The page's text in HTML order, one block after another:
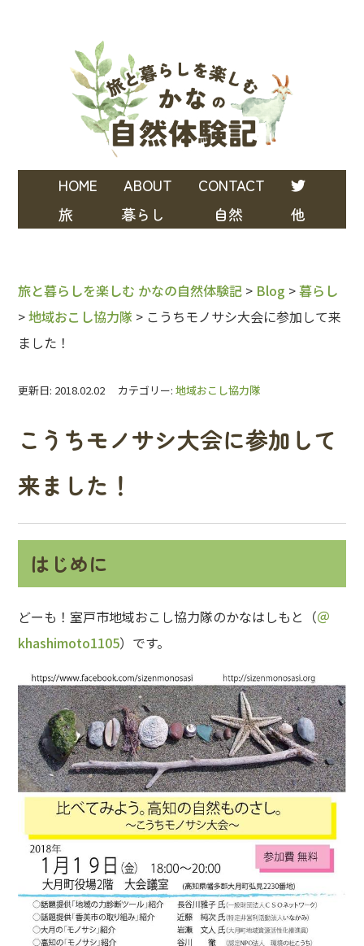
HOME ABOUT
CONTACT
旅
暮らし 自然 他
旅と暮らしを楽しむ かなの自然体験記 > Blog >暮らし
>地域おこし協力隊 > こうちモノサシ大会に参加して来
ました！
更新日: 2018.02.02 カテゴリー:地域おこし協力隊
こうちモノサシ大会に参加して
来ました！
はじめに
どーも！室戸市地域おこし協力隊のかなはしもと（＠
khashimoto1105）です。